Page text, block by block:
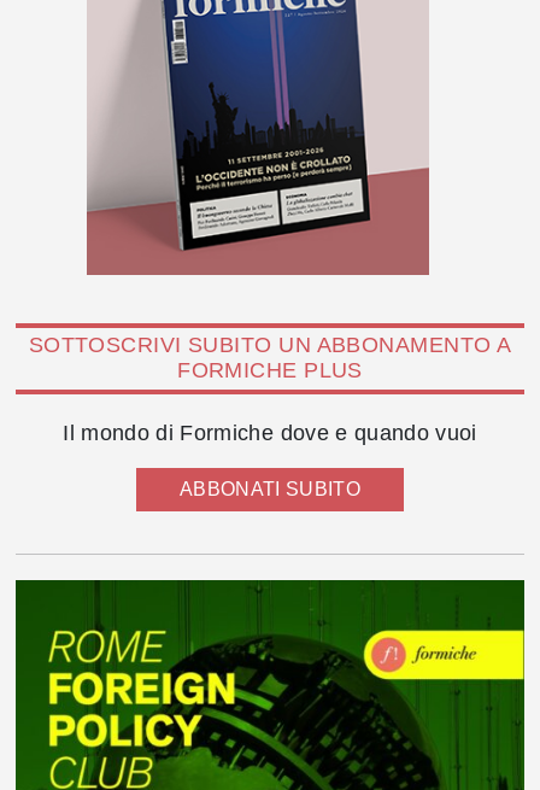
SOTTOSCRIVI SUBITO UN ABBONAMENTO A
FORMICHE PLUS
Il mondo di Formiche dove e quando vuoi
ABBONATI SUBITO